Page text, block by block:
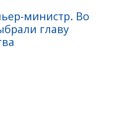
министр. Во
главу